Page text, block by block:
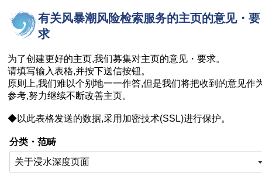
有关风暴潮风险检索服务的主页的意见・要
求
为了创建更好的主页,我们募集对主页的意见・要求。
请填写输入表格,并按下送信按钮。
原则上,我们难以个别地一一作答,但是我们将把收到的意见作
参考,努力继续不断改善主页。
◆以此表格发送的数据,采用加密技术(SSL)进行保护。
分类・范畴
关于浸水深度页面